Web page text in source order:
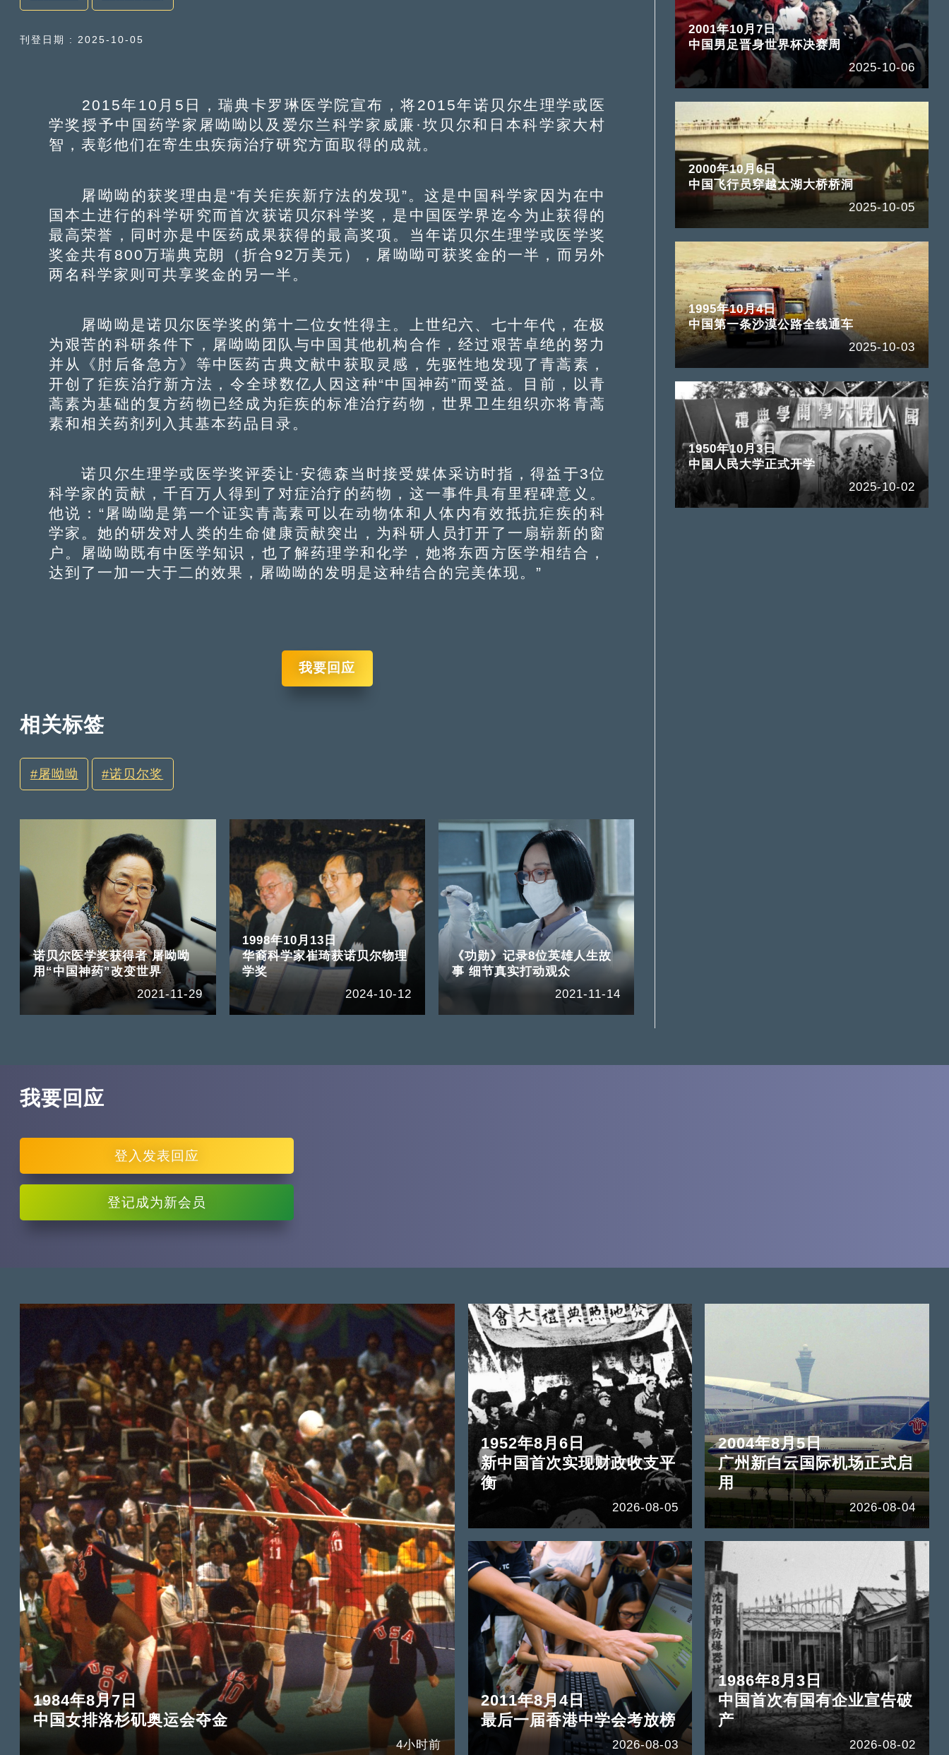
刊登日期 : 2025-10-05
2015年10月5日，瑞典卡罗琳医学院宣布，将2015年诺贝尔生理学或医
学奖授予中国药学家屠呦呦以及爱尔兰科学家威廉·坎贝尔和日本科学家大村
智，表彰他们在寄生虫疾病治疗研究方面取得的成就。
屠呦呦的获奖理由是“有关疟疾新疗法的发现”。这是中国科学家因为在中
国本土进行的科学研究而首次获诺贝尔科学奖，是中国医学界迄今为止获得的
最高荣誉，同时亦是中医药成果获得的最高奖项。当年诺贝尔生理学或医学奖
奖金共有800万瑞典克朗（折合92万美元），屠呦呦可获奖金的一半，而另外
两名科学家则可共享奖金的另一半。
屠呦呦是诺贝尔医学奖的第十二位女性得主。上世纪六、七十年代，在极
为艰苦的科研条件下，屠呦呦团队与中国其他机构合作，经过艰苦卓绝的努力
并从《肘后备急方》等中医药古典文献中获取灵感，先驱性地发现了青蒿素，
开创了疟疾治疗新方法，令全球数亿人因这种“中国神药”而受益。目前，以青
蒿素为基础的复方药物已经成为疟疾的标准治疗药物，世界卫生组织亦将青蒿
素和相关药剂列入其基本药品目录。
诺贝尔生理学或医学奖评委让·安德森当时接受媒体采访时指，得益于3位
科学家的贡献，千百万人得到了对症治疗的药物，这一事件具有里程碑意义。
他说：“屠呦呦是第一个证实青蒿素可以在动物体和人体内有效抵抗疟疾的科
学家。她的研发对人类的生命健康贡献突出，为科研人员打开了一扇崭新的窗
户。屠呦呦既有中医学知识，也了解药理学和化学，她将东西方医学相结合，
达到了一加一大于二的效果，屠呦呦的发明是这种结合的完美体现。”
我要回应
相关标签
屠呦呦 诺贝尔奖
诺贝尔医学奖获得者 屠呦呦
用“中国神药”改变世界
2021-11-29
1998年10月13日
华裔科学家崔琦获诺贝尔物理
学奖
2024-10-12
《功勋》记录8位英雄人生故
事 细节真实打动观众
2021-11-14
2001年10月7日
中国男足晋身世界杯决赛周
2025-10-06
2000年10月6日
中国飞行员穿越太湖大桥桥洞
2025-10-05
1995年10月4日
中国第一条沙漠公路全线通车
2025-10-03
1950年10月3日
中国人民大学正式开学
2025-10-02
我要回应
登入 发表回应
登记成为新会员
1984年8月7日
中国女排洛杉矶奥运会夺金
4小时前
1952年8月6日
新中国首次实现财政收支平
衡
2026-08-05
2004年8月5日
广州新白云国际机场正式启
用
2026-08-04
2011年8月4日
最后一届香港中学会考放榜
2026-08-03
1986年8月3日
中国首次有国有企业宣告破
产
2026-08-02